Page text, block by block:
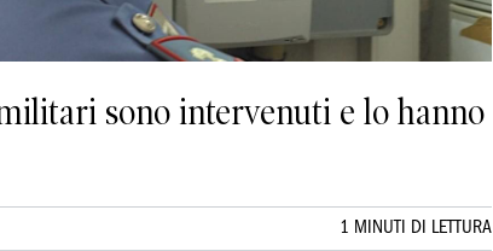
sono intervenuti e lo hanno
1 MINUTI DI LETTURA